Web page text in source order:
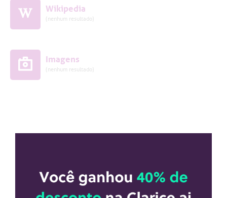
Wikipedia
(nenhum resultado)
Imagens
(nenhum resultado)